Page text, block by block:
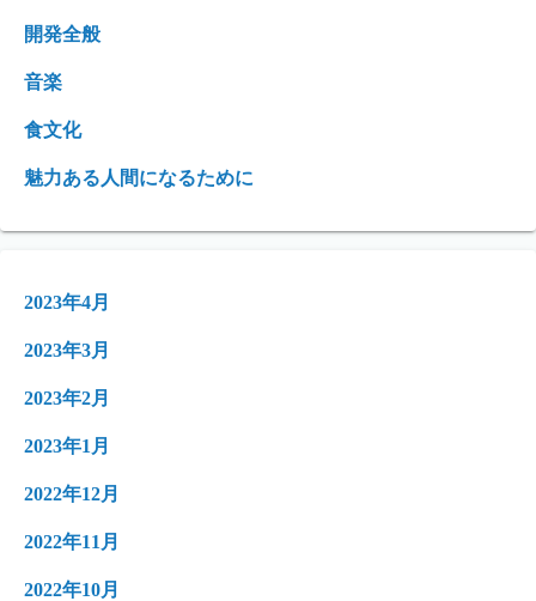
開発全般
音楽
食文化
魅力ある人間になるために
2023年4月
2023年3月
2023年2月
2023年1月
2022年12月
2022年11月
2022年10月